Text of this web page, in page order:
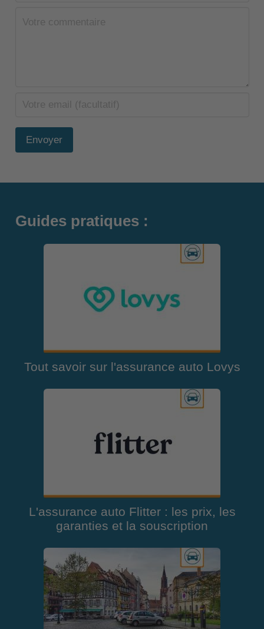
Envoyer
Guides pratiques :
Tout savoir sur l'assurance auto Lovys
L'assurance auto Flitter : les prix, les
garanties et la souscription